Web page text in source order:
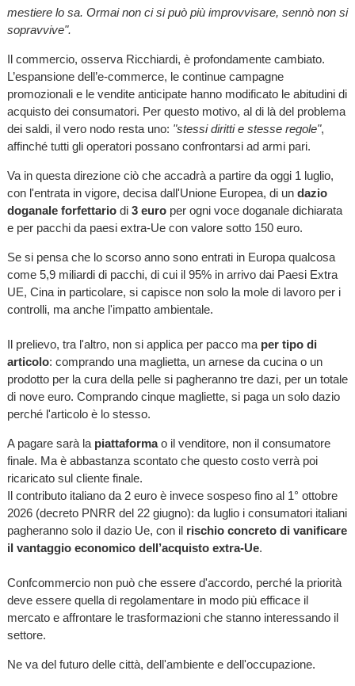
mestiere lo sa. Ormai non ci si può più improvvisare, sennò non si
sopravvive".
Il commercio, osserva Ricchiardi, è profondamente cambiato.
L’espansione dell’e-commerce, le continue campagne
promozionali e le vendite anticipate hanno modificato le abitudini di
acquisto dei consumatori. Per questo motivo, al di là del problema
dei saldi, il vero nodo resta uno: "stessi diritti e stesse regole",
affinché tutti gli operatori possano confrontarsi ad armi pari.
Va in questa direzione ciò che accadrà a partire da oggi 1 luglio,
con l'entrata in vigore, decisa dall'Unione Europea, di undazio
doganale forfettariodi 3 europer ogni voce doganale dichiarata
e per pacchi da paesi extra-Ue con valore sotto 150 euro.
Se si pensa che lo scorso anno sono entrati in Europa qualcosa
come 5,9 miliardi di pacchi, di cui il 95% in arrivo dai Paesi Extra
UE, Cina in particolare, si capisce non solo la mole di lavoro per i
controlli, ma anche l'impatto ambientale.
Il prelievo, tra l'altro, non si applica per pacco ma per tipo di
articolo: comprando una maglietta, un arnese da cucina o un
prodotto per la cura della pelle si pagheranno tre dazi, per un totale
di nove euro. Comprando cinque magliette, si paga un solo dazio
perché l'articolo è lo stesso.
A pagare sarà la piattaformao il venditore, non il consumatore
finale. Ma è abbastanza scontato che questo costo verrà poi
ricaricato sul cliente finale.
Il contributo italiano da 2 euro è invece sospeso fino al 1° ottobre
2026 (decreto PNRR del 22 giugno): da luglio i consumatori italiani
pagheranno solo il dazio Ue, con il rischio concreto di vanificare
il vantaggio economico dell’acquisto extra-Ue.
Confcommercio non può che essere d'accordo, perché la priorità
deve essere quella di regolamentare in modo più efficace il
mercato e affrontare le trasformazioni che stanno interessando il
settore.
Ne va del futuro delle città, dell'ambiente e dell'occupazione.